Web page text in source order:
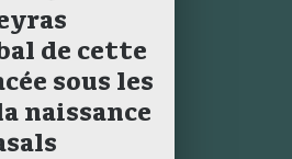
de cette
sous les
naissance